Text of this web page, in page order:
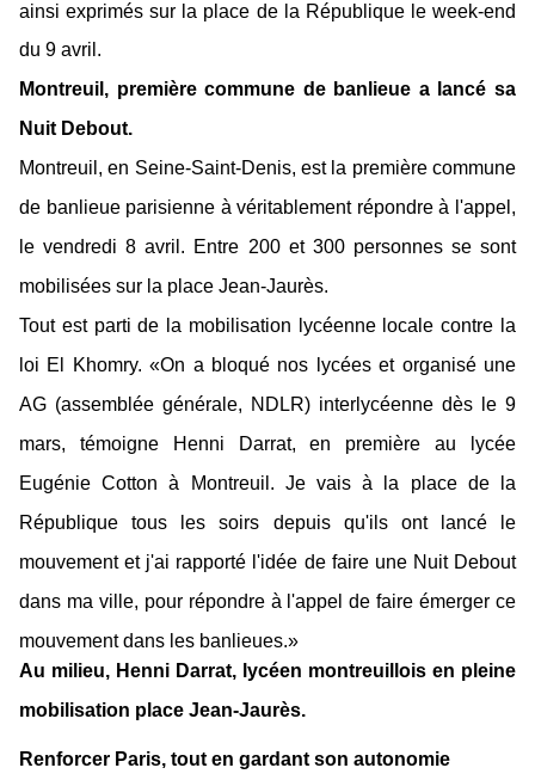
ainsi exprimés sur la place de la République le week-end
du 9 avril.
Montreuil, première commune de banlieue a lancé sa
Nuit Debout.
Montreuil, en Seine-Saint-Denis, est la première commune
de banlieue parisienne à véritablement répondre à l'appel,
le vendredi 8 avril. Entre 200 et 300 personnes se sont
mobilisées sur la place Jean-Jaurès.
Tout est parti de la mobilisation lycéenne locale contre la
loi El Khomry. «On a bloqué nos lycées et organisé une
AG (assemblée générale, NDLR) interlycéenne dès le 9
mars, témoigne Henni Darrat, en première au lycée
Eugénie Cotton à Montreuil. Je vais à la place de la
République tous les soirs depuis qu'ils ont lancé le
mouvement et j'ai rapporté l'idée de faire une Nuit Debout
dans ma ville, pour répondre à l'appel de faire émerger ce
mouvement dans les banlieues.»
Au milieu, Henni Darrat, lycéen montreuillois en pleine
mobilisation place Jean-Jaurès.
Renforcer Paris, tout en gardant son autonomie